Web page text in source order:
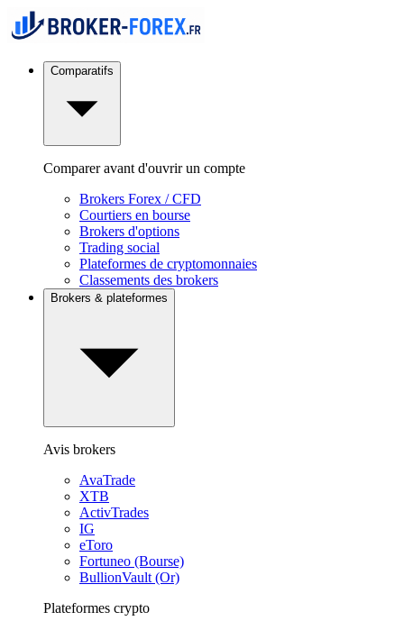
Comparatifs
Comparer avant d'ouvrir un compte
Brokers Forex / CFD
Courtiers en bourse
Brokers d'options
Trading social
Plateformes de cryptomonnaies
Classements des brokers
Brokers & plateformes
Avis brokers
AvaTrade
XTB
ActivTrades
IG
eToro
Fortuneo (Bourse)
BullionVault (Or)
Plateformes crypto